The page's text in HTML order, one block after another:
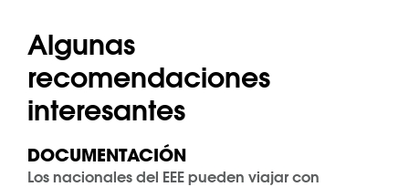
Algunas
recomendaciones
interesantes
DOCUMENTACIÓN
Los nacionales del EEE pueden viajar con